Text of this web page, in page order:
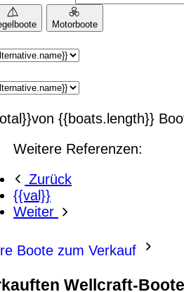
Motorboote
{{boats.length}}
Weitere Referenzen:
Zurück
{{val}}
Weiter
Boote zum Verkauf
Wellcraft-Boote